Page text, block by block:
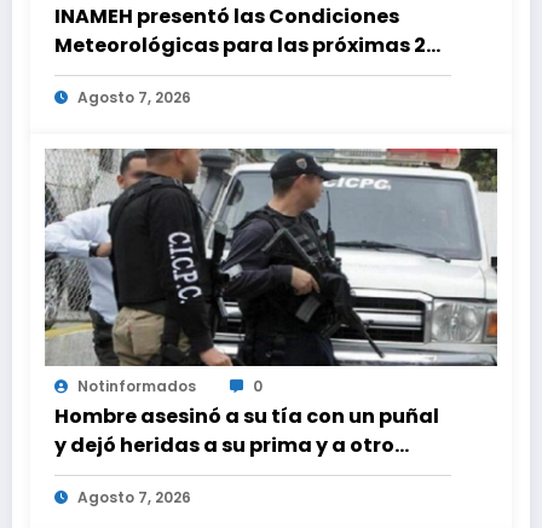
INAMEH presentó las Condiciones
Meteorológicas para las próximas 24
horas, de este viernes 7 de agosto
2026Agosto 7, 2026
Notinformados 0
Hombre asesinó a su tía con un puñal
y dejó heridas a su prima y a otro
familiar en Bolívar
Agosto 7, 2026